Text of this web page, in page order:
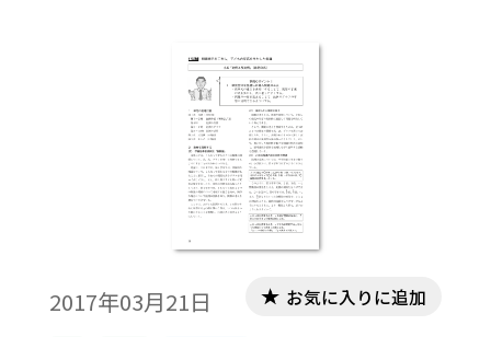
過程で，思考を伴わず，活動が作業になって
しまうことがありま す。そのようなときに
はメタ認知（客観的な視点）をはたらか
せ，生徒自身がその授業で何を学んだの
か， どのように活動を進め，どのように考
えてきたのかを振り返ることが，主体的な
学びを促進させます。 また，新たに得られ
た知識や技能は，日常生活における問題発
見・解決に活用することにより，深い 学び
につながります。このような学びを実現する
2017年03月21日 お気に入りに追加